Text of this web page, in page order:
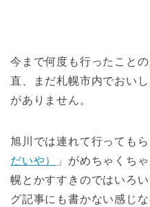
今まで何度も行ったこと
直、まだ札幌市内でおい
がありません。
旭川では連れて行っても
だいや）
」がめちゃくち
幌とかすすきのではいろ
グ記事にも書かない感じ